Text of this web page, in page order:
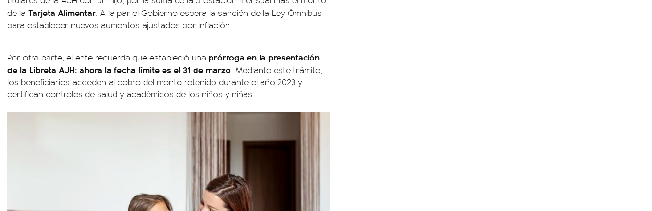
de la Tarjeta Alimentar. A la par el Gobierno espera la sanción de la Ley Ómnibus
para establecer nuevos aumentos ajustados por inflación.
Por otra parte, el ente recuerda que estableció una prórroga en la presentación
de la Libreta AUH: ahora la fecha límite es el 31 de marzo. Mediante este trámite,
los beneficiarios acceden al cobro del monto retenido durante el año 2023 y
certifican controles de salud y académicos de los niños y niñas.